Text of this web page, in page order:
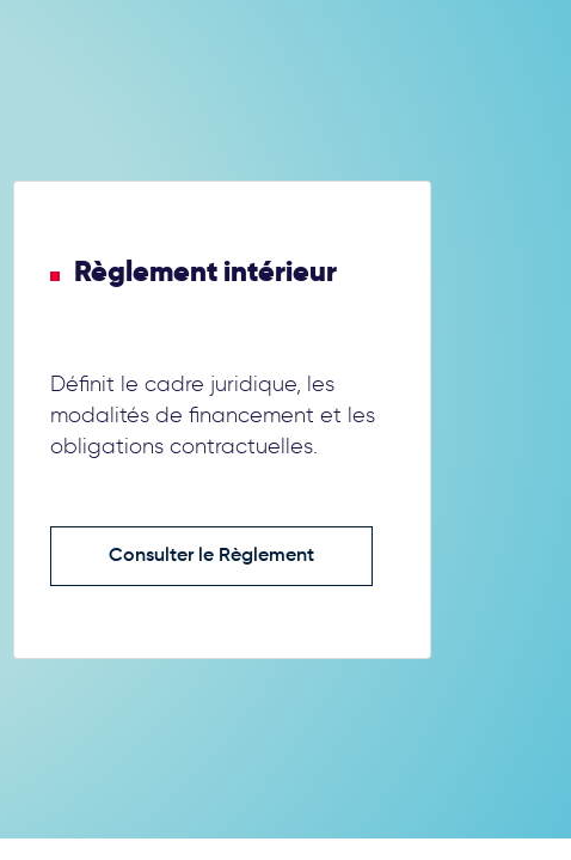
Règlement intérieur
Définit le cadre juridique, les
modalités de financement et les
obligations contractuelles.
Consulter le Règlement